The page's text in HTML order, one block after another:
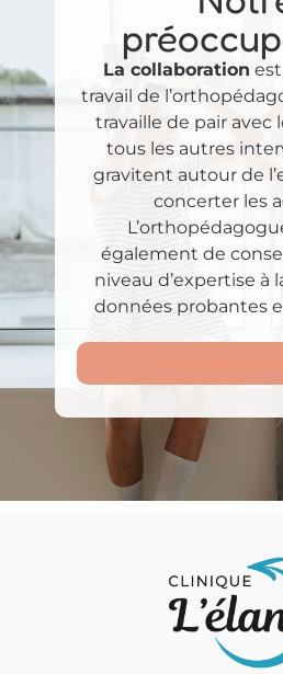
La collaboration
travail de
travaille de pair avec
tous les autres
gravitent autour de
concerter les
également de
niveau d’expertise à
données probantes